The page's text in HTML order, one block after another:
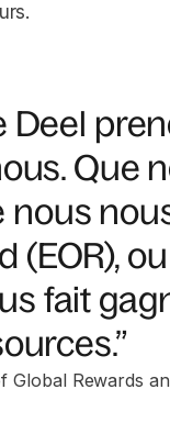
Deel
Que
(EOR),
fait
Global Rewards